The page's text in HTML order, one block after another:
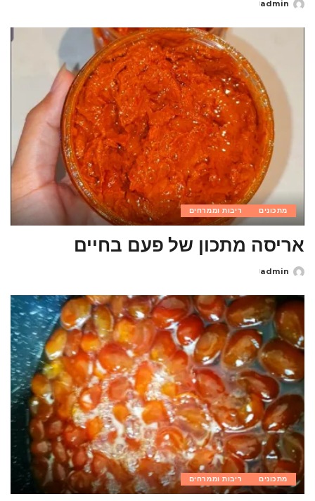
Posted
admin
מתכונים ריבות וממרחים
אריסה מתכון של פעם בחיים
Posted
admin
מתכונים ריבות וממרחים